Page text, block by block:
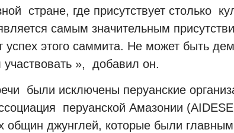
стране, где присутствует столько
самым значительным
успех этого саммита. Не может быть
»,
добавил он.
были исключены перуанские
перуанской Амазонии
общин джунглей, которые были